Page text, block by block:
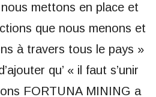
mettons en place et
que nous menons et
à travers tous le pays »
qu’ « il faut s’unir
FORTUNA MINING a